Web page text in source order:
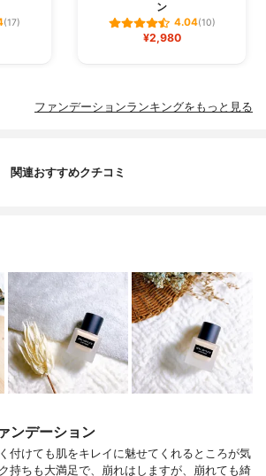
(17)
ン
4.04(10)
¥2,980
ファンデーションランキングをもっと見る
関連おすすめクチコミ
ンデーション
付けても肌をキレイに魅せてくれるところが気
持ちも大満足で、崩れはしますが、崩れても綺